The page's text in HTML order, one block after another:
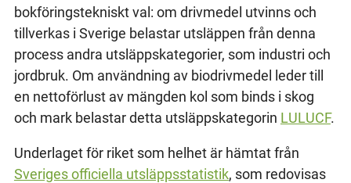
bokföringstekniskt val: om drivmedel utvinns och
tillverkas i Sverige belastar utsläppen från denna
process andra utsläppskategorier, som industri och
jordbruk. Om användning av biodrivmedel leder till
en nettoförlust av mängden kol som binds i skog
och mark belastar detta utsläppskategorin LULUCF.
Underlaget för riket som helhet är hämtat från
Sveriges officiella utsläppsstatistik, som redovisas